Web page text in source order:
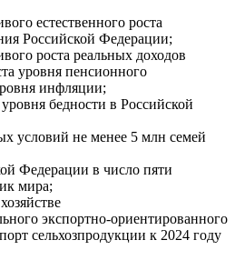
естественного роста
Российской Федерации;
роста реальных доходов
уровня пенсионного
инфляции;
бедности в Российской
условий не менее 5 млн семей
Федерации в число пяти
мира;
экспортно-ориентированного
сельхозпродукции к 2024 году